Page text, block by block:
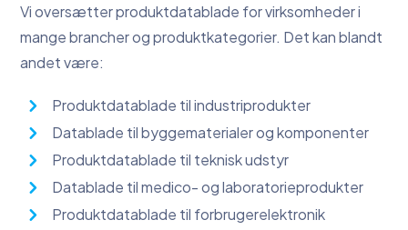
Vi oversætter produktdatablade for virksomheder i
mange brancher og produktkategorier. Det kan blandt
andet være:
Produktdatablade til industriprodukter
Datablade til byggematerialer og komponenter
Produktdatablade til teknisk udstyr
Datablade til medico- og laboratorieprodukter
Produktdatablade til forbrugerelektronik